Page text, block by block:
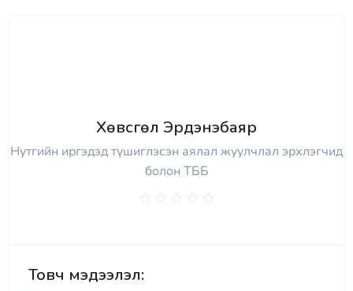
Хөвсгөл Эрдэнэбаяр
Нутгийн иргэдэд түшиглэсэн аялал жуулчлал эрхлэгчид
болон ТББ
Товч мэдээлэл: